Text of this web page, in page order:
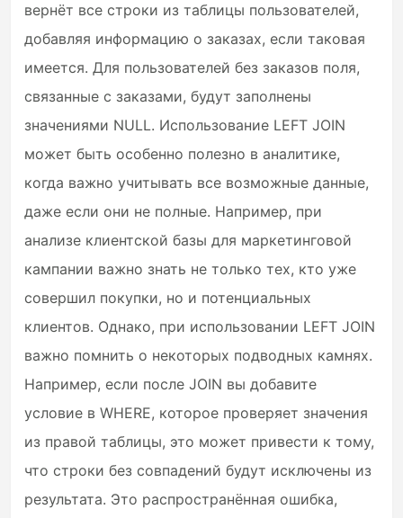
вернёт все строки из таблицы пользователей,
добавляя информацию о заказах, если таковая
имеется. Для пользователей без заказов поля,
связанные с заказами, будут заполнены
значениями NULL. Использование LEFT JOIN
может быть особенно полезно в аналитике,
когда важно учитывать все возможные данные,
даже если они не полные. Например, при
анализе клиентской базы для маркетинговой
кампании важно знать не только тех, кто уже
совершил покупки, но и потенциальных
клиентов. Однако, при использовании LEFT JOIN
важно помнить о некоторых подводных камнях.
Например, если после JOIN вы добавите
условие в WHERE, которое проверяет значения
из правой таблицы, это может привести к тому,
что строки без совпадений будут исключены из
результата. Это распространённая ошибка,